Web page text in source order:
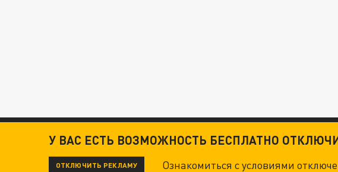
У ВАС ЕСТЬ ВОЗМОЖНОСТЬ БЕСПЛАТНО
ОТКЛЮЧИТЬ РЕКЛАМУ Ознакомиться с условиями